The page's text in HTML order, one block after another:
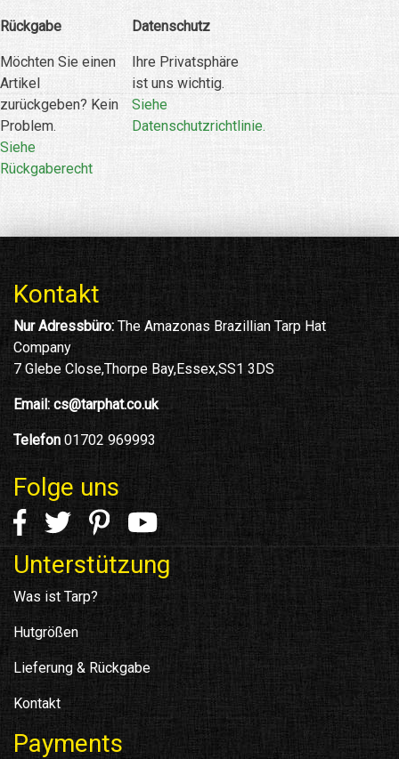
Rückgabe
Möchten Sie einen
Artikel
zurückgeben? Kein
Problem.
Siehe
Rückgaberecht
Datenschutz
Ihre Privatsphäre
ist uns wichtig.
Siehe
Datenschutzrichtlinie.
Kontakt
Nur Adressbüro: The Amazonas Brazillian Tarp Hat
Company
7 Glebe Close,Thorpe Bay,Essex,SS1 3DS
Email:cs@tarphat.co.uk
Telefon 01702 969993
Folge uns
Unterstützung
Was ist Tarp?
Hutgrößen
Lieferung & Rückgabe
Kontakt
Payments